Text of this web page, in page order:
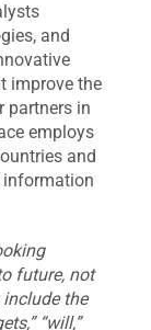
and
improve the
partners in
employs
and
information
future, not
the
“will,”